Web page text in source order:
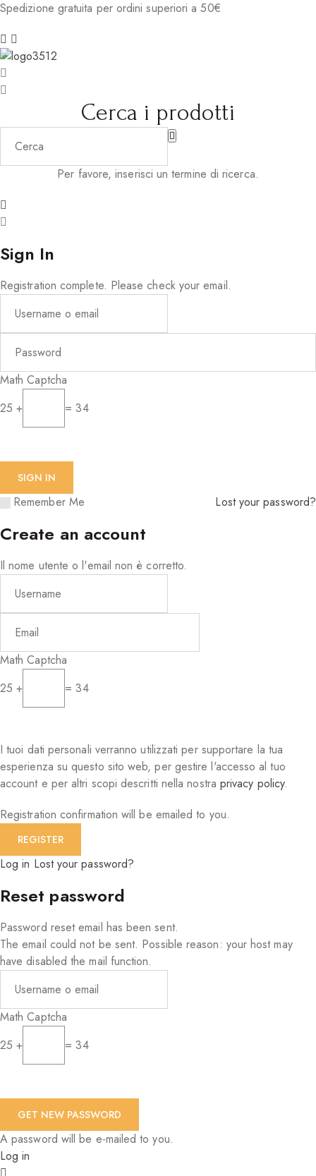
Spedizione gratuita per ordini superiori a 50€
Cerca i prodotti
Per favore, inserisci un termine di ricerca.
Sign In
Registration complete. Please check your email.
Math Captcha
25 +
= 34
Remember Me Lost your password?
Create an account
Il nome utente o l'email non è corretto.
Math Captcha
25 +
= 34
I tuoi dati personali verranno utilizzati per supportare la tua
esperienza su questo sito web, per gestire l'accesso al tuo
account e per altri scopi descritti nella nostra privacy policy.
Registration confirmation will be emailed to you.
Log in Lost your password?
Reset password
Password reset email has been sent.
The email could not be sent. Possible reason: your host may
have disabled the mail function.
Math Captcha
25 +
= 34
A password will be e-mailed to you.
Log in